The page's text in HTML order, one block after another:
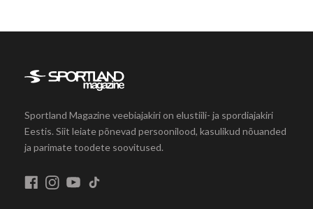
Sportland Magazine veebiajakiri on elustiili- ja spordiajakiri
Eestis. Siit leiate põnevad persoonilood, kasulikud nõuanded
ja parimate toodete soovitused.